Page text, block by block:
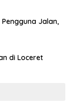
Jalan,
di Loceret